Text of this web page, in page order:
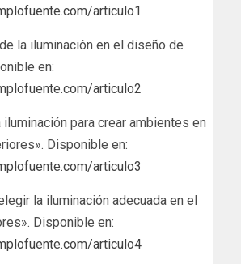
articulo1
la iluminación en el diseño de
en:
articulo2
para crear ambientes en
Disponible en:
articulo3
la iluminación adecuada en el
Disponible en:
articulo4